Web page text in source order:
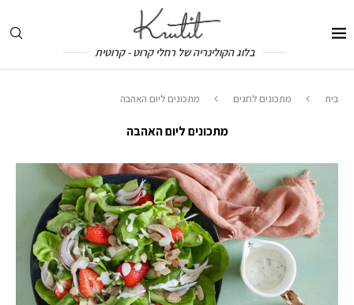
בלוג הקולינריה של רחלי קרוט - קרוטית
בית מתכונים לחגים מתכונים ליום האהבה
מתכונים ליום האהבה